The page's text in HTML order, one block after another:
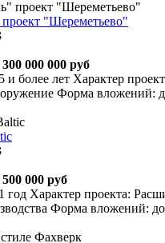
"Шереметьево"
300 000 000 руб
и более лет Характер
Форма вложений:
500 000 руб
год Характер проекта:
Форма вложений: